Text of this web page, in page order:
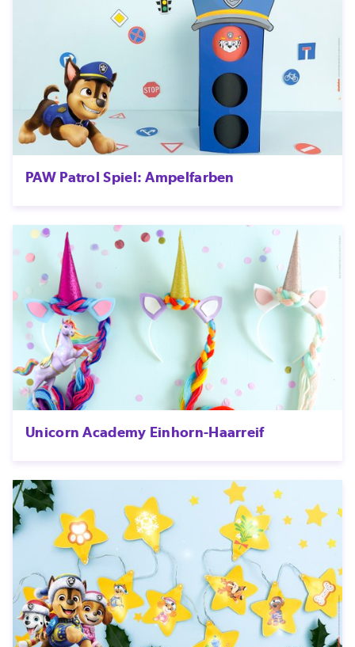
PAW Patrol Spiel: Ampelfarben
Unicorn Academy Einhorn-Haarreif